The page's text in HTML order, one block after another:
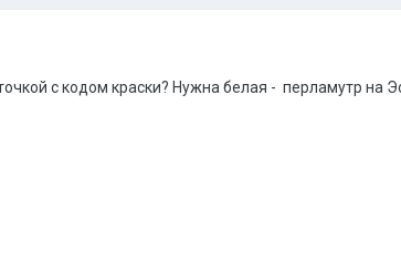
с кодом краски? Нужна белая - перламутр на